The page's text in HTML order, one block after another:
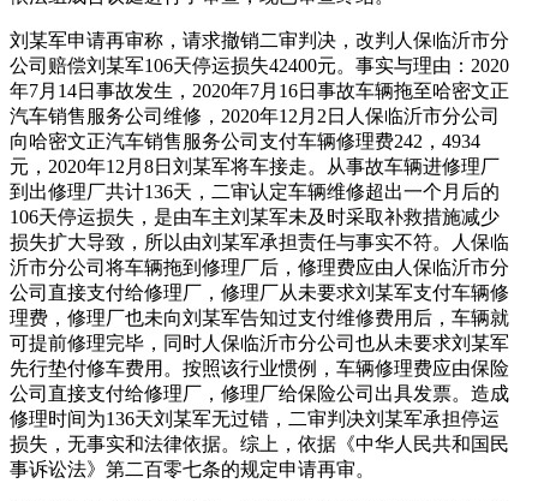
刘某军申请再审称，请求撤销二审判决，改判人保临沂市分
公司赔偿刘某军106天停运损失42400元。事实与理由：2020
年7月14日事故发生，2020年7月16日事故车辆拖至哈密文正
汽车销售服务公司维修，2020年12月2日人保临沂市分公司
向哈密文正汽车销售服务公司支付车辆修理费242，4934
元，2020年12月8日刘某军将车接走。从事故车辆进修理厂
到出修理厂共计136天，二审认定车辆维修超出一个月后的
106天停运损失，是由车主刘某军未及时采取补救措施减少
损失扩大导致，所以由刘某军承担责任与事实不符。人保临
沂市分公司将车辆拖到修理厂后，修理费应由人保临沂市分
公司直接支付给修理厂，修理厂从未要求刘某军支付车辆修
理费，修理厂也未向刘某军告知过支付维修费用后，车辆就
可提前修理完毕，同时人保临沂市分公司也从未要求刘某军
先行垫付修车费用。按照该行业惯例，车辆修理费应由保险
公司直接支付给修理厂，修理厂给保险公司出具发票。造成
修理时间为136天刘某军无过错，二审判决刘某军承担停运
损失，无事实和法律依据。综上，依据《中华人民共和国民
事诉讼法》第二百零七条的规定申请再审。